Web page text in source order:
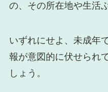
の、その所在地や生活
いずれにせよ、未成年
報が意図的に伏せられ
しょう。